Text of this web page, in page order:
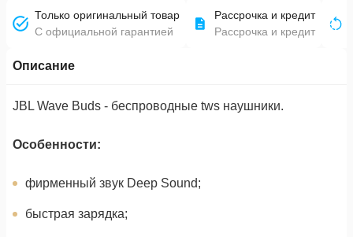
Только оригинальный товар
С официальной гарантией
Рассрочка и кредит
Рассрочка и кредит
Описание
JBL Wave Buds - беспроводные tws наушники.
Особенности:
фирменный звук Deep Sound;
быстрая зарядка;